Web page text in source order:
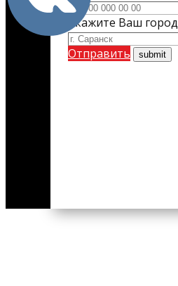
Укажите Ваш город
Отправить